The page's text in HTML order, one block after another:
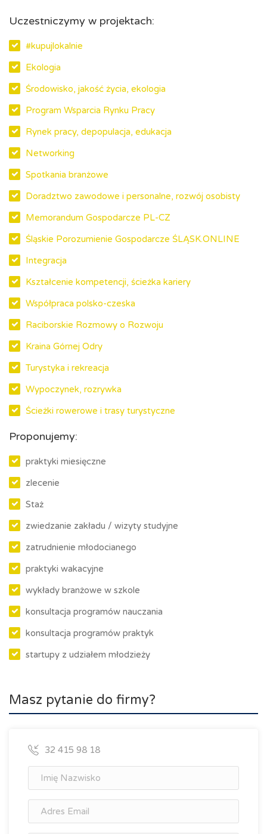
Uczestniczymy w projektach:
#kupujlokalnie
Ekologia
Środowisko, jakość życia, ekologia
Program Wsparcia Rynku Pracy
Rynek pracy, depopulacja, edukacja
Networking
Spotkania branżowe
Doradztwo zawodowe i personalne, rozwój osobisty
Memorandum Gospodarcze PL-CZ
Śląskie Porozumienie Gospodarcze ŚLĄSK.ONLINE
Integracja
Kształcenie kompetencji, ścieżka kariery
Współpraca polsko-czeska
Raciborskie Rozmowy o Rozwoju
Kraina Górnej Odry
Turystyka i rekreacja
Wypoczynek, rozrywka
Ścieżki rowerowe i trasy turystyczne
Proponujemy:
praktyki miesięczne
zlecenie
Staż
zwiedzanie zakładu / wizyty studyjne
zatrudnienie młodocianego
praktyki wakacyjne
wykłady branżowe w szkole
konsultacja programów nauczania
konsultacja programów praktyk
startupy z udziałem młodzieży
Masz pytanie do firmy?
32 415 98 18